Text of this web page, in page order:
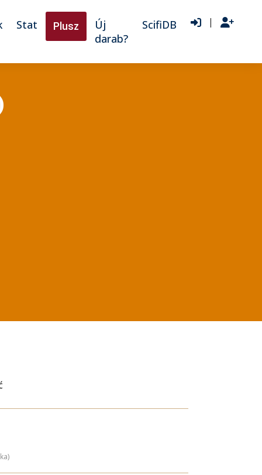
Stat Plusz
Új
darab?
ScifiDB |